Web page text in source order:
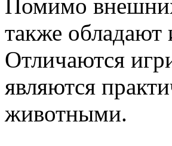
Помимо
также обладают
Отличаются
являются
животными.